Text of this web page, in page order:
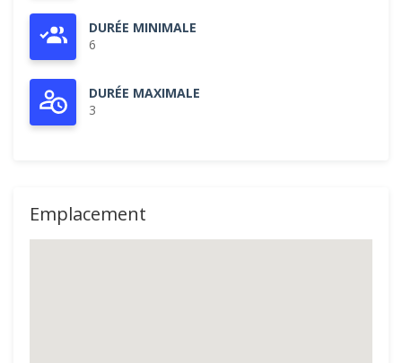
DURÉE MINIMALE
6
DURÉE MAXIMALE
3
Emplacement